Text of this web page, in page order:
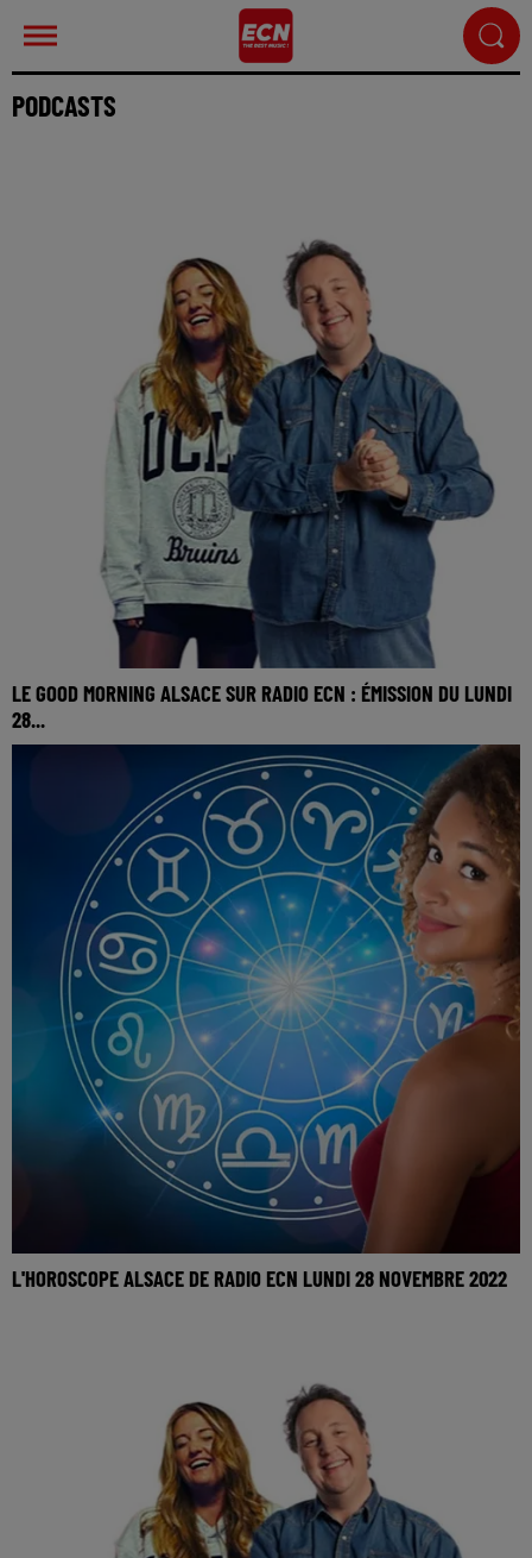
PODCASTS
LE GOOD MORNING ALSACE SUR RADIO ECN : ÉMISSION DU LUNDI
28...
L'HOROSCOPE ALSACE DE RADIO ECN LUNDI 28 NOVEMBRE 2022